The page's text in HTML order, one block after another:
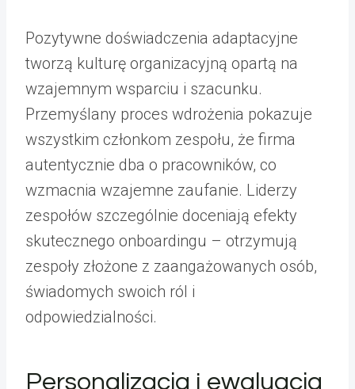
Pozytywne doświadczenia adaptacyjne
tworzą kulturę organizacyjną opartą na
wzajemnym wsparciu i szacunku.
Przemyślany proces wdrożenia pokazuje
wszystkim członkom zespołu, że firma
autentycznie dba o pracowników, co
wzmacnia wzajemne zaufanie. Liderzy
zespołów szczególnie doceniają efekty
skutecznego onboardingu – otrzymują
zespoły złożone z zaangażowanych osób,
świadomych swoich ról i
odpowiedzialności.
Personalizacja i ewaluacja